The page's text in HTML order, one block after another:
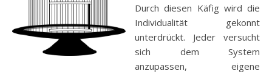
Durch diesen Käfig wird die
Individualität gekonnt
unterdrückt. Jeder versucht
sich dem System
anzupassen, eigene